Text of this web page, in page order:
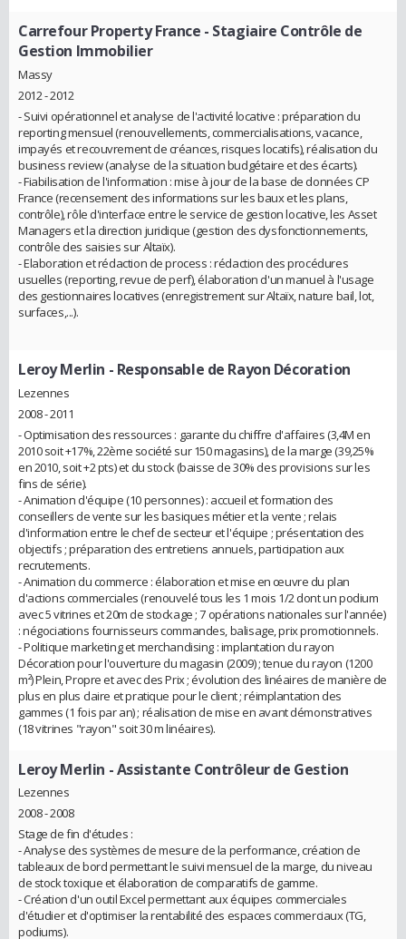
Carrefour Property France - Stagiaire Contrôle de
Gestion Immobilier
Massy
2012 - 2012
- Suivi opérationnel et analyse de l'activité locative : préparation du
reporting mensuel (renouvellements, commercialisations, vacance,
impayés et recouvrement de créances, risques locatifs), réalisation du
business review (analyse de la situation budgétaire et des écarts).
- Fiabilisation de l'information : mise à jour de la base de données CP
France (recensement des informations sur les baux et les plans,
contrôle), rôle d'interface entre le service de gestion locative, les Asset
Managers et la direction juridique (gestion des dysfonctionnements,
contrôle des saisies sur Altaïx).
- Elaboration et rédaction de process : rédaction des procédures
usuelles (reporting, revue de perf), élaboration d'un manuel à l'usage
des gestionnaires locatives (enregistrement sur Altaïx, nature bail, lot,
surfaces,...).
Leroy Merlin - Responsable de Rayon Décoration
Lezennes
2008 - 2011
- Optimisation des ressources : garante du chiffre d'affaires (3,4M en
2010 soit +17%, 22ème société sur 150 magasins), de la marge (39,25%
en 2010, soit +2 pts) et du stock (baisse de 30% des provisions sur les
fins de série).
- Animation d'équipe (10 personnes) : accueil et formation des
conseillers de vente sur les basiques métier et la vente ; relais
d'information entre le chef de secteur et l'équipe ; présentation des
objectifs ; préparation des entretiens annuels, participation aux
recrutements.
- Animation du commerce : élaboration et mise en œuvre du plan
d'actions commerciales (renouvelé tous les 1 mois 1/2 dont un podium
avec 5 vitrines et 20m de stockage ; 7 opérations nationales sur l'année)
: négociations fournisseurs commandes, balisage, prix promotionnels.
- Politique marketing et merchandising : implantation du rayon
Décoration pour l'ouverture du magasin (2009) ; tenue du rayon (1200
m²) Plein, Propre et avec des Prix ; évolution des linéaires de manière de
plus en plus claire et pratique pour le client ; réimplantation des
gammes (1 fois par an) ; réalisation de mise en avant démonstratives
(18 vitrines "rayon" soit 30 m linéaires).
Leroy Merlin - Assistante Contrôleur de Gestion
Lezennes
2008 - 2008
Stage de fin d'études :
- Analyse des systèmes de mesure de la performance, création de
tableaux de bord permettant le suivi mensuel de la marge, du niveau
de stock toxique et élaboration de comparatifs de gamme.
- Création d'un outil Excel permettant aux équipes commerciales
d'étudier et d'optimiser la rentabilité des espaces commerciaux (TG,
podiums).